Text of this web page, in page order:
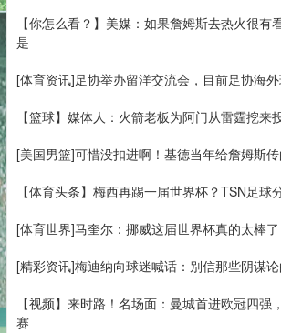
【你怎么看？】美媒：如果詹姆斯去热火很有
是
[体育资讯]足协举办留洋交流会，目前足协海
【篮球】媒体人：火箭老板为阿门从雷霆挖来
[美国男篮]可惜没扣进啊！基德当年给詹姆斯
【体育头条】梅西再踢一届世界杯？TSN足球
[体育世界]马奎尔：挪威这届世界杯真的太棒
[精彩资讯]梅迪纳向球迷喊话：别信那些阴谋
【视频】来时路！名场面：曼城首进欧冠四强
赛